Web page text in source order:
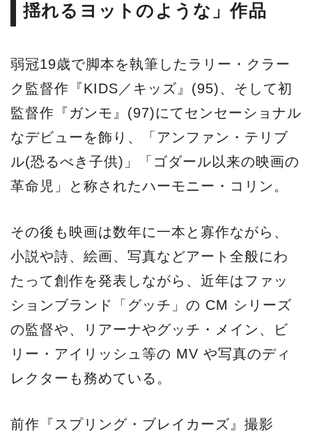
揺れるヨットのような」作品
弱冠19歳で脚本を執筆したラリー・クラー
ク監督作『KIDS／キッズ』(95)、そして初
監督作『ガンモ』(97)にてセンセーショナル
なデビューを飾り、「アンファン・テリブ
ル(恐るべき子供)」「ゴダール以来の映画の
革命児」と称されたハーモニー・コリン。
その後も映画は数年に一本と寡作ながら、
小説や詩、絵画、写真などアート全般にわ
たって創作を発表しながら、近年はファッ
ションブランド「グッチ」の CM シリーズ
の監督や、リアーナやグッチ・メイン、ビ
リー・アイリッシュ等の MV や写真のディ
レクターも務めている。
前作『スプリング・ブレイカーズ』撮影